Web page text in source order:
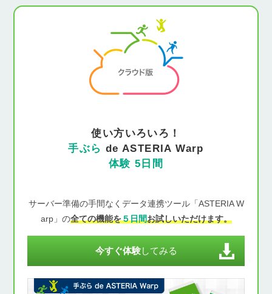
使い方いろいろ！
手ぶら de ASTERIA Warp
体験 5日間
サーバー準備の手間なくデータ連携ツール「ASTERIA W
arp」の全ての機能を５日間お試しいただけます。
今すぐ体験してみる